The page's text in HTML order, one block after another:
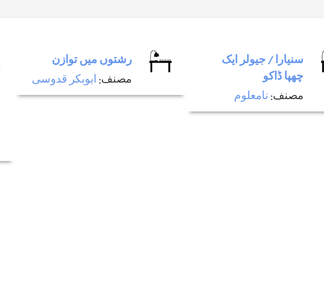
رشتوں ميں توازن
مصنف: ابوبکر قدوسی
سنیارا / جیولر ایک
چھپا ڈاکو
مصنف: نامعلوم